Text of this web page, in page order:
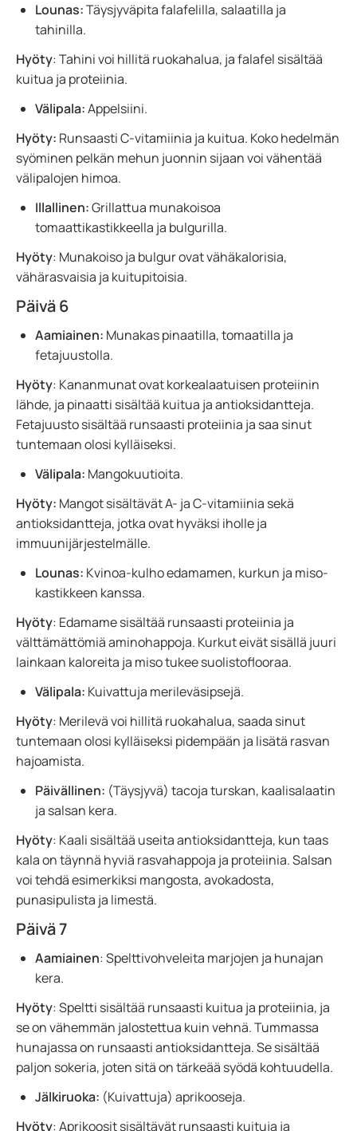
Lounas:Täysjyväpita falafelilla, salaatilla ja
tahinilla.
Hyöty: Tahini voi hillitä ruokahalua, ja falafel sisältää
kuitua ja proteiinia.
Välipala:Appelsiini.
Hyöty: Runsaasti C-vitamiinia ja kuitua. Koko hedelmän
syöminen pelkän mehun juonnin sijaan voi vähentää
välipalojen himoa.
Illallinen:Grillattua munakoisoa
tomaattikastikkeella ja bulgurilla.
Hyöty: Munakoiso ja bulgur ovat vähäkalorisia,
vähärasvaisia ja kuitupitoisia.
Päivä 6
Aamiainen: Munakas pinaatilla, tomaatilla ja
fetajuustolla.
Hyöty: Kananmunat ovat korkealaatuisen proteiinin
lähde, ja pinaatti sisältää kuitua ja antioksidantteja.
Fetajuusto sisältää runsaasti proteiinia ja saa sinut
tuntemaan olosi kylläiseksi.
Välipala: Mangokuutioita.
Hyöty: Mangot sisältävät A- ja C-vitamiinia sekä
antioksidantteja, jotka ovat hyväksi iholle ja
immuunijärjestelmälle.
Lounas: Kvinoa-kulho edamamen, kurkun ja miso-
kastikkeen kanssa.
Hyöty: Edamame sisältää runsaasti proteiinia ja
välttämättömiä aminohappoja. Kurkut eivät sisällä juuri
lainkaan kaloreita ja miso tukee suolistoflooraa.
Välipala: Kuivattuja merileväsipsejä.
Hyöty: Merilevä voi hillitä ruokahalua, saada sinut
tuntemaan olosi kylläiseksi pidempään ja lisätä rasvan
hajoamista.
Päivällinen: (Täysjyvä) tacoja turskan, kaalisalaatin
ja salsan kera.
Hyöty: Kaali sisältää useita antioksidantteja, kun taas
kala on täynnä hyviä rasvahappoja ja proteiinia. Salsan
voi tehdä esimerkiksi mangosta, avokadosta,
punasipulista ja limestä.
Päivä 7
Aamiainen: Spelttivohveleita marjojen ja hunajan
kera.
Hyöty: Speltti sisältää runsaasti kuitua ja proteiinia, ja
se on vähemmän jalostettua kuin vehnä. Tummassa
hunajassa on runsaasti antioksidantteja. Se sisältää
paljon sokeria, joten sitä on tärkeää syödä kohtuudella.
Jälkiruoka: (Kuivattuja) aprikooseja.
Hyöty: Aprikoosit sisältävät runsaasti kuituja ja